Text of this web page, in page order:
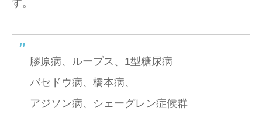
す。
膠原病、ループス、1型糖尿病
バセドウ病、橋本病、
アジソン病、シェーグレン症候群